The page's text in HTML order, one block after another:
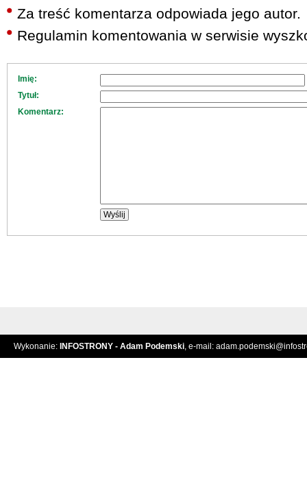
Za treść komentarza odpowiada jego autor.
Regulamin komentowania w serwisie
Imię:
Tytuł:
Komentarz:
Wykonanie: INFOSTRONY - Adam Podemski, e-mail: